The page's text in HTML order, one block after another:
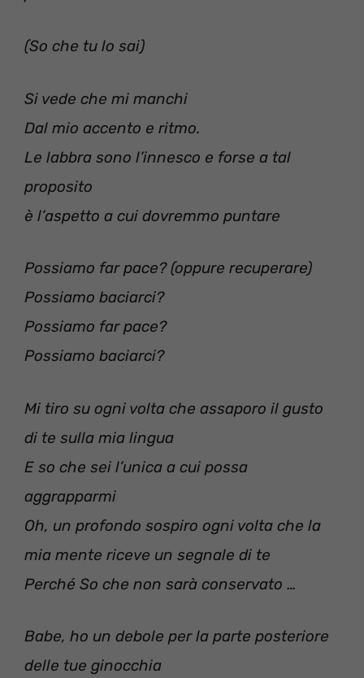
(So che tu lo sai)
Si vede che mi manchi
Dal mio accento e ritmo.
Le labbra sono l’innesco e forse a tal
proposito
è l’aspetto a cui dovremmo puntare
Possiamo far pace? (oppure recuperare)
Possiamo baciarci?
Possiamo far pace?
Possiamo baciarci?
Mi tiro su ogni volta che assaporo il gusto
di te sulla mia lingua
E so che sei l’unica a cui possa
aggrapparmi
Oh, un profondo sospiro ogni volta che la
mia mente riceve un segnale di te
Perché So che non sarà conservato …
Babe, ho un debole per la parte posteriore
delle tue ginocchia